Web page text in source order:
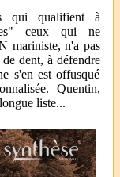
qui qualifient à
ceux qui ne
mariniste, n'a pas
dent, à défendre
s'en est offusqué
Quentin,
liste...